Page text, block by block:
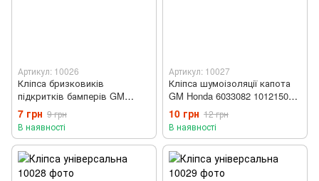
Артикул: 10026
Кліпса бризковиків
підкритків бамперів GM
01605396 388577S 6030441
15958694 1595864 3939327
7 грн 9 грн
В наявності
Артикул: 10027
Кліпса шумоізоляції капота
GM Honda 6033082 10121502
10124502 6033840
W709346S300
10 грн 12 грн
В наявності